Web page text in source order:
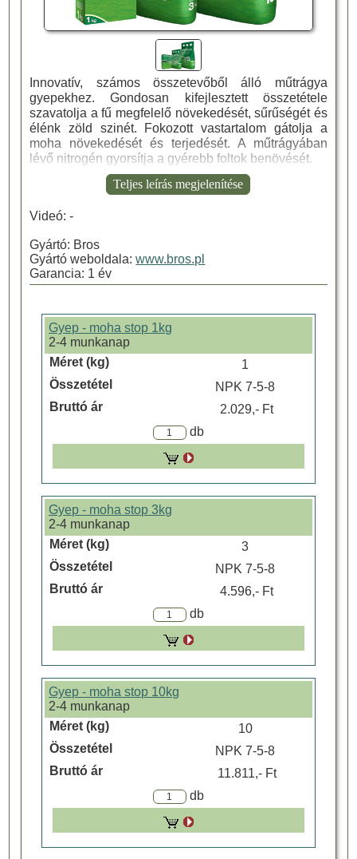
Innovatív, számos összetevőből álló műtrágya
gyepekhez. Gondosan kifejlesztett összetétele
szavatolja a fű megfelelő növekedését, sűrűségét és
élénk zöld szinét. Fokozott vastartalom gátolja a
moha növekedését és terjedését. A műtrágyában
lévő nitrogén gyorsítja a gyérebb foltok benövését.
Videó: -
Gyártó: Bros
Gyártó weboldala:www.bros.pl
Garancia: 1 év
Gyep - moha stop 1kg
2-4 munkanap
1
NPK 7-5-8
2.029,- Ft
db
Gyep - moha stop 3kg
2-4 munkanap
3
NPK 7-5-8
4.596,- Ft
db
Gyep - moha stop 10kg
2-4 munkanap
10
NPK 7-5-8
11.811,- Ft
db